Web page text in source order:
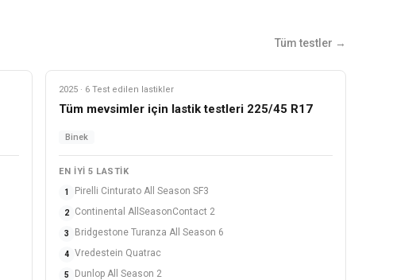
Tüm testler →
2025 · 6 Test edilen lastikler
Tüm mevsimler için lastik testleri 225/45 R17
Binek
EN IYI 5 LASTIK
1 Pirelli Cinturato All Season SF3
2 Continental AllSeasonContact 2
3 Bridgestone Turanza All Season 6
4 Vredestein Quatrac
5 Dunlop All Season 2